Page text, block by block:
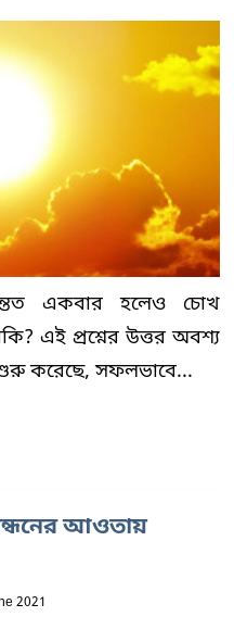
একবার হলেও চোখ
এই প্রশ্নের উত্তর অবশ্য
শুরু করেছে, সফলভাবে...
আওতায়
2021